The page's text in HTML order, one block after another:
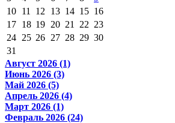
10 11 12 13 14 15 16
17 18 19 20 21 22 23
24 25 26 27 28 29 30
31
Август 2026 (1)
Июнь 2026 (3)
Май 2026 (5)
Апрель 2026 (4)
Март 2026 (1)
Февраль 2026 (24)